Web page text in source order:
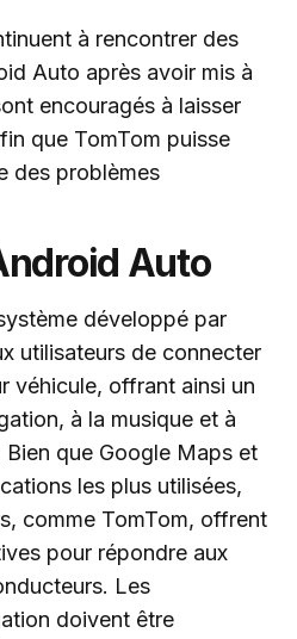
à rencontrer des
Auto après avoir mis à
encouragés à laisser
que TomTom puisse
des problèmes
Auto
développé par
utilisateurs de connecter
véhicule, offrant ainsi un
à la musique et à
Bien que Google Maps et
les plus utilisées,
comme TomTom, offrent
pour répondre aux
Les
doivent être